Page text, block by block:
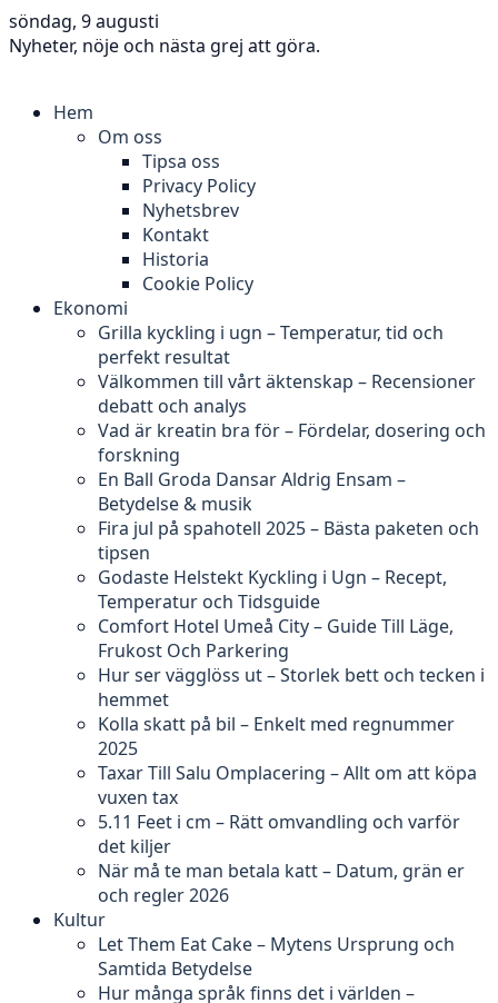
söndag, 9 augusti
Nyheter, nöje och nästa grej att göra.
Hem
Om oss
Tipsa oss
Privacy Policy
Nyhetsbrev
Kontakt
Historia
Cookie Policy
Ekonomi
Grilla kyckling i ugn – Temperatur, tid och
perfekt resultat
Välkommen till vårt äktenskap – Recensioner
debatt och analys
Vad är kreatin bra för – Fördelar, dosering och
forskning
En Ball Groda Dansar Aldrig Ensam –
Betydelse & musik
Fira jul på spahotell 2025 – Bästa paketen och
tipsen
Godaste Helstekt Kyckling i Ugn – Recept,
Temperatur och Tidsguide
Comfort Hotel Umeå City – Guide Till Läge,
Frukost Och Parkering
Hur ser vägglöss ut – Storlek bett och tecken i
hemmet
Kolla skatt på bil – Enkelt med regnummer
2025
Taxar Till Salu Omplacering – Allt om att köpa
vuxen tax
5.11 Feet i cm – Rätt omvandling och varför
det kiljer
När må te man betala katt – Datum, grän er
och regler 2026
Kultur
Let Them Eat Cake – Mytens Ursprung och
Samtida Betydelse
Hur många språk finns det i världen –